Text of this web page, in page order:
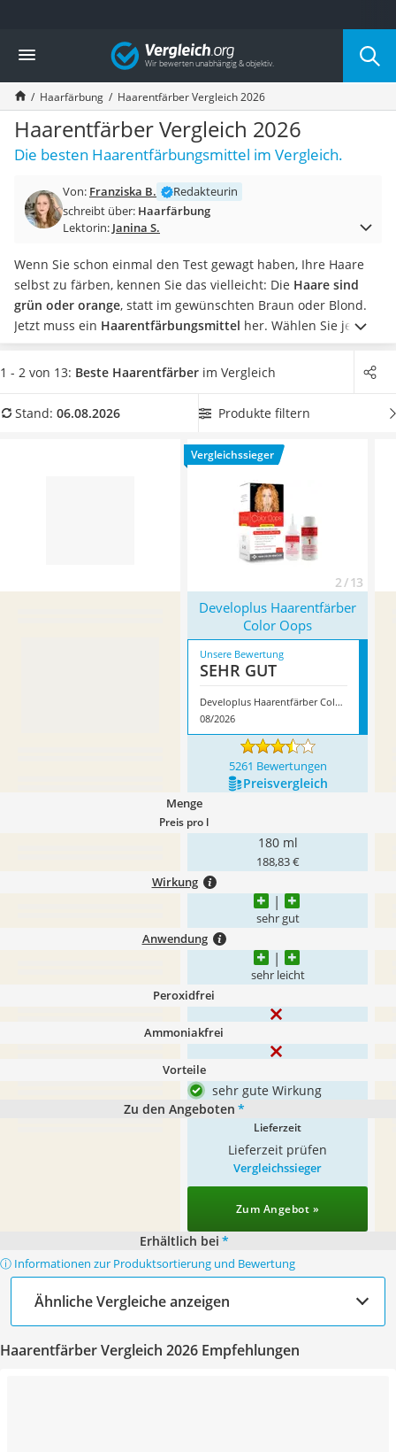
Die beliebtesten Vergleiche nach Kategorie
Drogerie
Inhalator
Haarschneider
Rollator
Braun Rasierer
Katzenklappe (Chip)
Masturbator
Massagepistole
Reisehaartrockner
Eiweißpulver
Magnesiumpräparat
Katzenklappe
Nackenmassagegerät
Zeckenschutz Katze
Philips-Sonicare-Zahnbürste
Vergleich
Haarfärbung Haarentfärber Vergleich 2026
Haarentfärber Vergleich 2026
Die besten Haarentfärbungsmittel im Vergleich.
Von: Franziska B.
Redakteurin
schreibt über: Haarfärbung
Lektorin: Janina S.
Wenn Sie schon einmal den Test gewagt haben, Ihre Haare
selbst zu färben, kennen Sie das vielleicht: Die Haare sind
grün oder orange, statt im gewünschten Braun oder Blond.
Jetzt muss ein Haarentfärbungsmittel her. Wählen Sie jetzt
einen besonders effektiven Haarentfärber, wenn Sie eine
ungewollte Haarfarbe loswerdenmöchten. Wenn die Haare
Haarkureine Extra-Portion Pflege gönnen. Überzeugt hat uns
mit seinen Eigenschaften.
1 - 2 von 13: Beste Haarentfärber im Vergleich
Stand: 06.08.2026 Produkte filtern
Vergleichssieger
2 / 13
Developlus Haarentfärber
Color Oops
Unsere Bewertung
SEHR GUT
Developlus Haarentfärber Color Oops
08/2026
5261 Bewertungen
Preis­vergleich
Menge
Preis pro l
180 ml
188,83 €
Wirkung
sehr gut
Anwendung
sehr leicht
Peroxidfrei
Ammoniakfrei
Vorteile
sehr gute Wirkung
Zu den Angeboten *
Lieferzeit
Lieferzeit prüfen
Vergleichssieger
Zum Angebot »
Erhältlich bei *
ⓘ Informationen zur Produktsortierung und Bewertung
Ähnliche Vergleiche anzeigen
Haarentfärber Vergleich 2026 Empfehlungen